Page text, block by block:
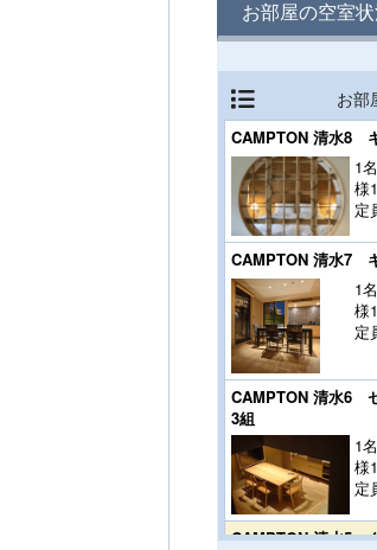
お部屋の空室
お部
CAMPTON 清水8
1
様
定
CAMPTON 清水7
1
様
定
CAMPTON 清水6
3組
1
様
定
CAMPTON 清水5